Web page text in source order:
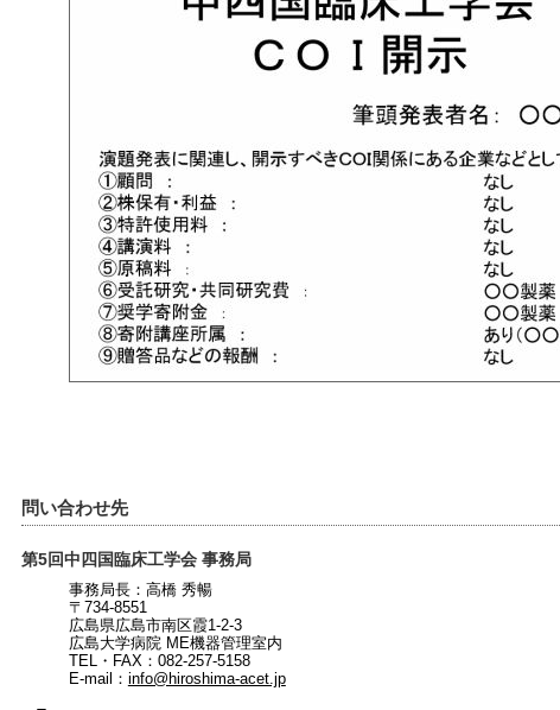
問い合わせ先
第5回中四国臨床工学会 事務局
事務局長：高橋 秀暢
〒734-8551
広島県広島市南区霞1-2-3
広島大学病院 ME機器管理室内
TEL・FAX：082-257-5158
E-mail： info@hiroshima-acet.jp